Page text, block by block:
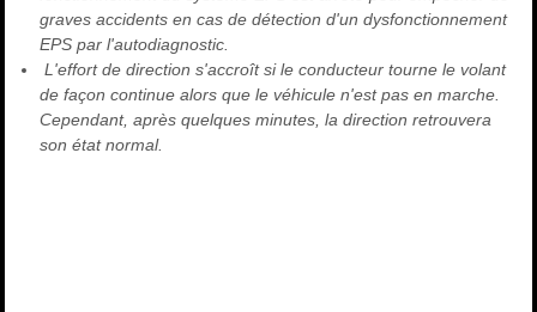
graves accidents en cas de détection d'un dysfonctionnement
EPS par l'autodiagnostic.
L'effort de direction s'accroît si le conducteur tourne le volant
de façon continue alors que le véhicule n'est pas en marche.
Cependant, après quelques minutes, la direction retrouvera
son état normal.